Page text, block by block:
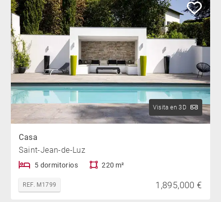
Visita en 3D
Casa
Saint-Jean-de-Luz
5 dormitorios 220 m²
REF. M1799 1,895,000 €